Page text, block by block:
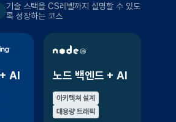
기술 스택을 CS레벨까지 설명할 수 있도
록 성장하는 코스
AI 노드 백엔드 + AI
아키텍쳐 설계
대용량 트래픽